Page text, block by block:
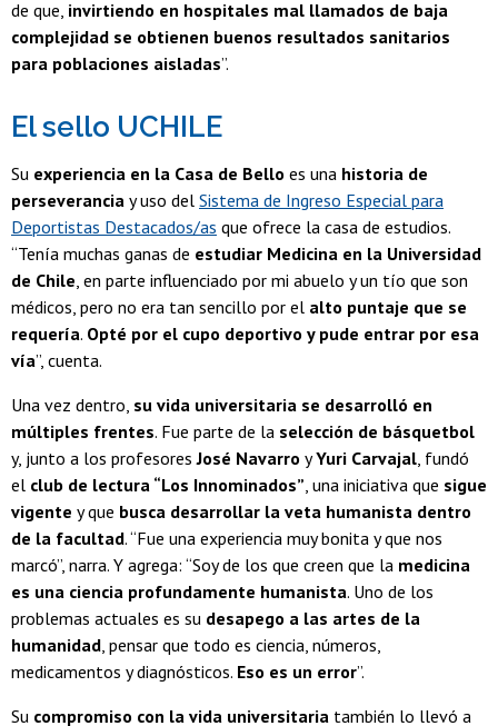
de que, invirtiendo en hospitales mal llamados de baja
complejidad se obtienen buenos resultados sanitarios
para poblaciones aisladas”.
El sello UCHILE
Su experiencia en la Casa de Bello es una historia de
perseverancia y uso del Sistema de Ingreso Especial para
Deportistas Destacados/as que ofrece la casa de estudios.
“Tenía muchas ganas de estudiar Medicina en la Universidad
de Chile, en parte influenciado por mi abuelo y un tío que son
médicos, pero no era tan sencillo por el alto puntaje que se
requería. Opté por el cupo deportivo y pude entrar por esa
vía”, cuenta.
Una vez dentro, su vida universitaria se desarrolló en
múltiples frentes. Fue parte de la selección de básquetbol
y, junto a los profesoresJosé Navarro yYuri Carvajal, fundó
el club de lectura “Los Innominados”, una iniciativa que sigue
vigente y que busca desarrollar la veta humanista dentro
de la facultad. “Fue una experiencia muy bonita y que nos
marcó”, narra. Y agrega: “Soy de los que creen que la medicina
es una ciencia profundamente humanista. Uno de los
problemas actuales es su desapego a las artes de la
humanidad, pensar que todo es ciencia, números,
medicamentos y diagnósticos. Eso es un error”.
Su compromiso con la vida universitaria también lo llevó a